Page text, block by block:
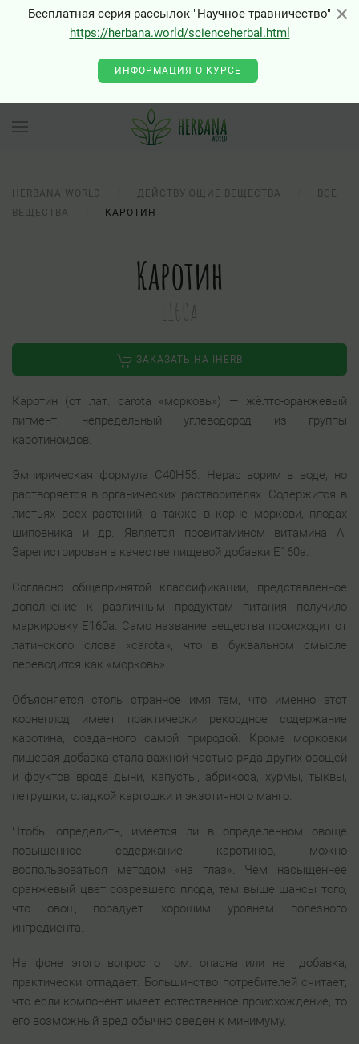
×
Бесплатная серия рассылок "Научное травничество"
https://herbana.world/scienceherbal.html
ИНФОРМАЦИЯ О КУРСЕ
HERBANA.WORLD ДЕЙСТВУЮЩИЕ ВЕЩЕСТВА
ВСЕ
ВЕЩЕСТВА
КАРОТИН
Каротин
Е160a
ЗАКАЗАТЬ НА IHERB
Каротин (от лат. carota «морковь») — жёлто-оранжевый
пигмент, непредельный углеводород из группы
каротиноидов.
Эмпирическая формула С40H56. Нерастворим в воде, но
растворяется в органических растворителях. Содержится в
листьях всех растений, а также в корне моркови, плодах
шиповника и др. Является провитамином витамина А.
Зарегистрирован в качестве пищевой добавки Е160a.
Согласно общепринятой классификации, представленное
дополнение к различным продуктам питания получило
маркировку Е160а. Само название вещества происходит от
латинского слова «carota», что в буквальном смысле
переводится как «морковь».
Объясняется столь странное имя тем, что именно этот
корнеплод имеет практически рекордное содержание
каротина, созданного самой природой. Кроме морковки
пищевая добавка стала важной частью ряда других овощей
и фруктов вроде дыни, капусты, абрикоса, хурмы, тыквы,
петрушки, сладкой картошки и экзотичного манго.
Чтобы определить, имеется ли в определенном овоще
повышенное содержание каротинов, можно
воспользоваться методом «на глаз». Чем насыщеннее
оранжевый цвет созревшего плода, тем выше шансы того,
что овощ порадует хорошим уровнем полезного
ингредиента.
На фоне этого вопрос о том: опасна или нет добавка,
практически отпадает. Большинство потребителей считает,
что если компонент имеет естественное происхождение, то
его возможный вред обычно сведен к минимуму.
×